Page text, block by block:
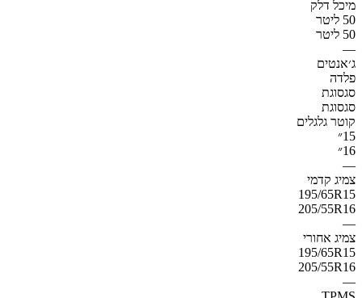
מיכל דלק
50 ליטר
50 ליטר
—
ג׳אנטים
פלדה
סגסוגת
סגסוגת
קוטר גלגלים
15״
16״
—
צמיג קדמי
195/65R15
205/55R16
—
צמיג אחורי
195/65R15
205/55R16
—